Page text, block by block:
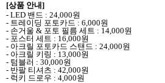
[상품 안내]
- LED 밴드 : 24,000원
- 트레이딩 포토카드 : 6,000원
- 손거울 & 포토 필름 세트 : 14,000원
- 포스터 세트 : 16,000원
- 아크릴 포토카드 스탠드 : 24,000원
- 아크릴 키링 : 13,000원
- 텀블러 : 30,000원
- 반팔 티셔츠 : 42,000원
- 럭키 드로우 : 4,000원